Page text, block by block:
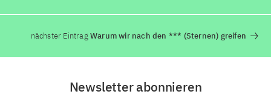
nächster EintragWarum wir nach den *** (Sternen) greifen
Newsletter abonnieren